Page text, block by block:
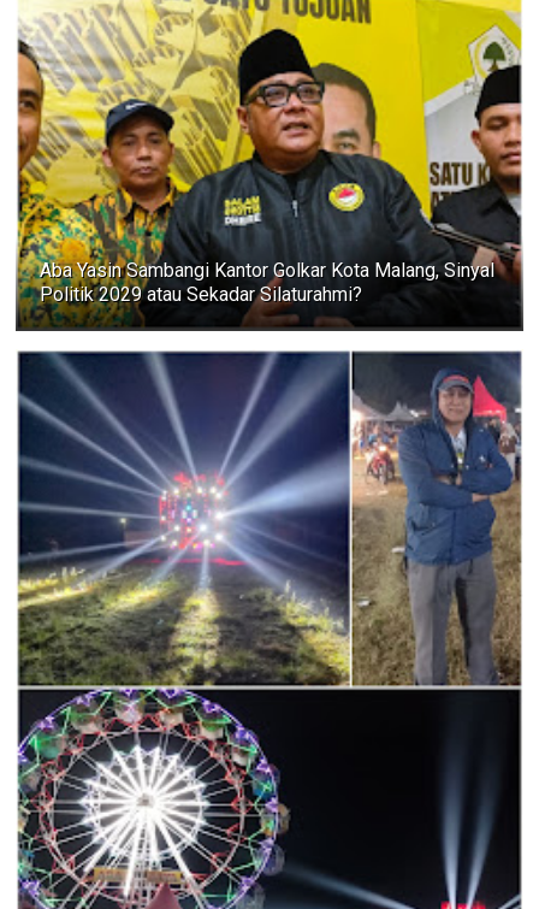
Aba Yasin Sambangi Kantor Golkar Kota Malang, Sinyal
Politik 2029 atau Sekadar Silaturahmi?